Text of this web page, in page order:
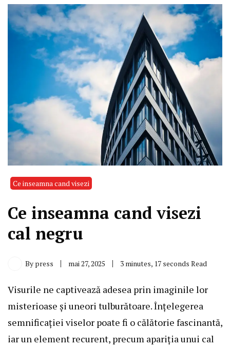
Ce inseamna cand visezi
Ce inseamna cand visezi
cal negru
By press mai 27, 2025 3 minutes, 17 seconds Read
Visurile ne captivează adesea prin imaginile lor
misterioase și uneori tulburătoare. Înțelegerea
semnificației viselor poate fi o călătorie fascinantă,
iar un element recurent, precum apariția unui cal